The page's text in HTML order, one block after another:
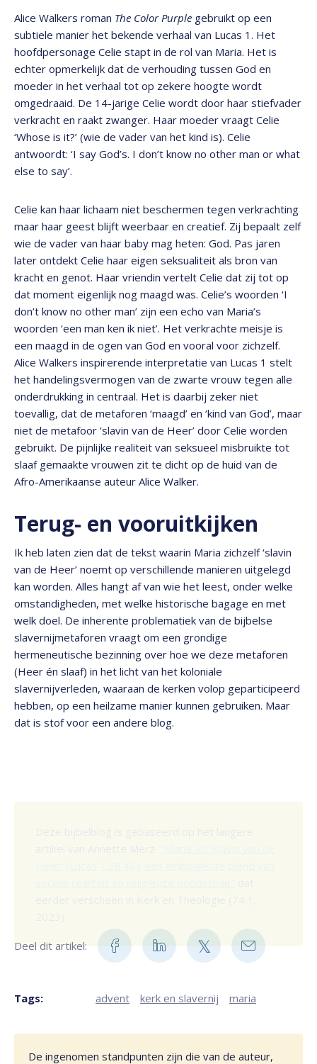
De ingenomen standpunten zijn die van de auteur,
Alice Walkers roman The Color Purple gebruikt op een
subtiele manier het bekende verhaal van Lucas 1. Het
hoofdpersonage Celie stapt in de rol van Maria. Het is
echter opmerkelijk dat de verhouding tussen God en
moeder in het verhaal tot op zekere hoogte wordt
omgedraaid. De 14-jarige Celie wordt door haar stiefvader
verkracht en raakt zwanger. Haar moeder vraagt Celie
‘Whose is it?’ (wie de vader van het kind is). Celie
antwoordt: ‘I say God’s. I don’t know no other man or what
else to say’.
Celie kan haar lichaam niet beschermen tegen verkrachting
maar haar geest blijft weerbaar en creatief. Zij bepaalt zelf
wie de vader van haar baby mag heten: God. Pas jaren
later ontdekt Celie haar eigen seksualiteit als bron van
kracht en genot. Haar vriendin vertelt Celie dat zij tot op
dat moment eigenlijk nog maagd was. Celie’s woorden ‘I
don’t know no other man’ zijn een echo van Maria’s
woorden ‘een man ken ik niet’. Het verkrachte meisje is
een maagd in de ogen van God en vooral voor zichzelf.
Alice Walkers inspirerende interpretatie van Lucas 1 stelt
het handelingsvermogen van de zwarte vrouw tegen alle
onderdrukking in centraal. Het is daarbij zeker niet
toevallig, dat de metaforen ‘maagd’ en ‘kind van God’, maar
niet de metafoor ‘slavin van de Heer’ door Celie worden
gebruikt. De pijnlijke realiteit van seksueel misbruikte tot
slaaf gemaakte vrouwen zit te dicht op de huid van de
Afro-Amerikaanse auteur Alice Walker.
Terug- en vooruitkijken
Ik heb laten zien dat de tekst waarin Maria zichzelf ‘slavin
van de Heer’ noemt op verschillende manieren uitgelegd
kan worden. Alles hangt af van wie het leest, onder welke
omstandigheden, met welke historische bagage en met
welk doel. De inherente problematiek van de bijbelse
slavernijmetaforen vraagt om een grondige
hermeneutische bezinning over hoe we deze metaforen
(Heer én slaaf) in het licht van het koloniale
slavernijverleden, waaraan de kerken volop geparticipeerd
hebben, op een heilzame manier kunnen gebruiken. Maar
dat is stof voor een andere blog.
Deel dit artikel:
Tags: advent kerk en slavernij maria